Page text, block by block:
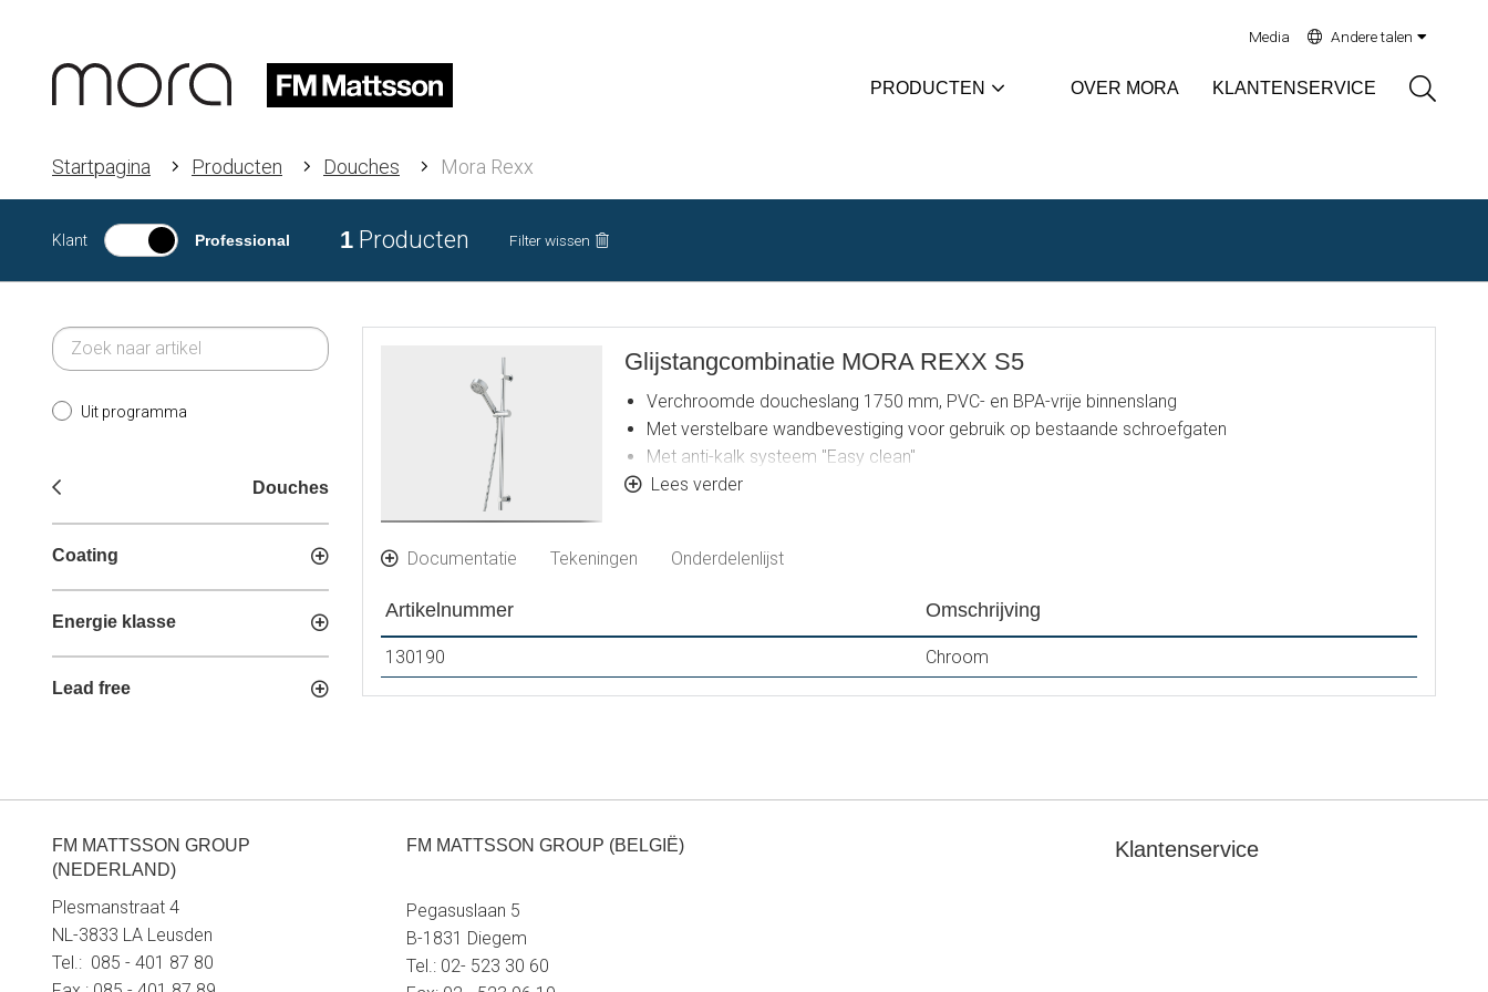
Media Andere talen
PRODUCTEN OVER MORA KLANTENSERVICE
Startpagina Producten Douches Mora Rexx
Klant Professional 1 Producten Filter wissen
Uit programma
Douches
Coating
Energie klasse
Lead free
Glijstangcombinatie MORA REXX S5
Verchroomde doucheslang 1750 mm, PVC- en BPA-vrije binnenslang
Met verstelbare wandbevestiging voor gebruik op bestaande schroefgaten
Met anti-kalk systeem "Easy clean"
Eco (energie- en waterbesparende handdouche 9 l/min)
Lees verder
Documentatie Tekeningen Onderdelenlijst
Artikelnummer Omschrijving
130190 Chroom
FM MATTSSON GROUP
(NEDERLAND)
Plesmanstraat 4
NL-3833 LA Leusden
Tel.: 085 - 401 87 80
FM MATTSSON GROUP (BELGIË)
Pegasuslaan 5
B-1831 Diegem
Tel.: 02- 523 30 60
Klantenservice